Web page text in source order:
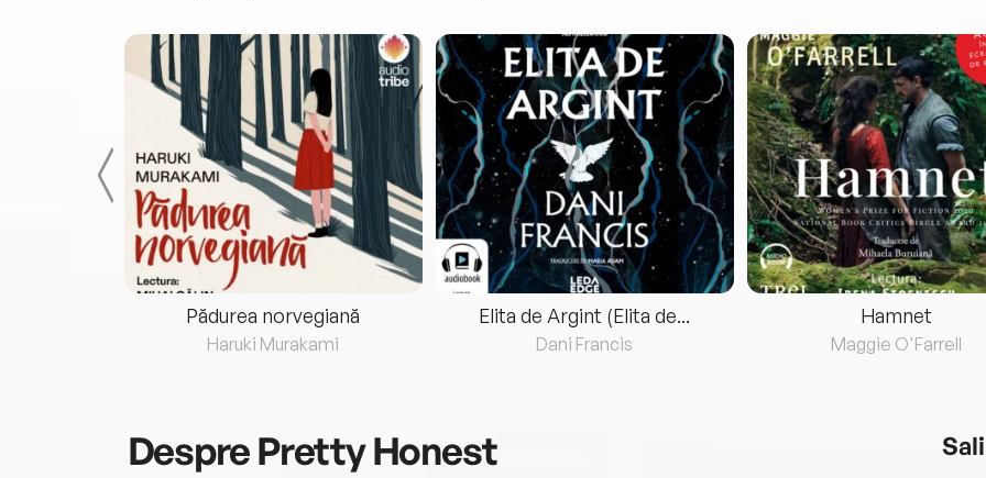
Pădurea norvegiană
Haruki Murakami
Elita de Argint (Elita de...
Dani Francis
Hamnet
Maggie O'Farrell
DesprePretty Honest